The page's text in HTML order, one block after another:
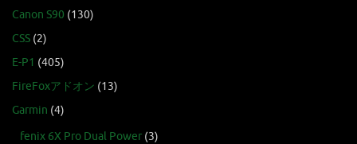
Canon S90 (130)
CSS (2)
E-P1 (405)
FireFoxアドオン (13)
Garmin (4)
fenix 6X Pro Dual Power (3)